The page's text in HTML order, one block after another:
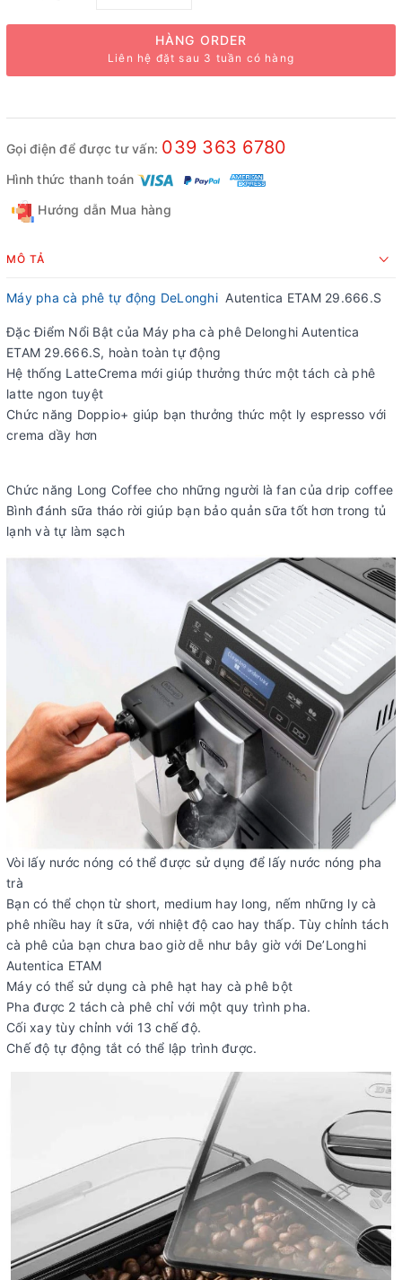
HÀNG ORDER
Liên hệ đặt sau 3 tuần có hàng
Gọi điện để được tư vấn: 039 363 6780
Hình thức thanh toán
Hướng dẫn Mua hàng
MÔ TẢ
Máy pha cà phê tự động DeLonghiAutentica ETAM 29.666.S
Đặc Điểm Nổi Bật của Máy pha cà phê Delonghi Autentica
ETAM 29.666.S, hoàn toàn tự động
Hệ thống LatteCrema mới giúp thưởng thức một tách cà phê
latte ngon tuyệt
Chức năng Doppio+ giúp bạn thưởng thức một ly espresso với
crema dầy hơn
Chức năng Long Coffee cho những người là fan của drip coffee
Bình đánh sữa tháo rời giúp bạn bảo quản sữa tốt hơn trong tủ
lạnh và tự làm sạch
Vòi lấy nước nóng có thể được sử dụng để lấy nước nóng pha
trà
Bạn có thể chọn từ short, medium hay long, nếm những ly cà
phê nhiều hay ít sữa, với nhiệt độ cao hay thấp. Tùy chỉnh tách
cà phê của bạn chưa bao giờ dễ như bây giờ với De’Longhi
Autentica ETAM
Máy có thể sử dụng cà phê hạt hay cà phê bột
Pha được 2 tách cà phê chỉ với một quy trình pha.
Cối xay tùy chỉnh với 13 chế độ.
Chế độ tự động tắt có thể lập trình được.